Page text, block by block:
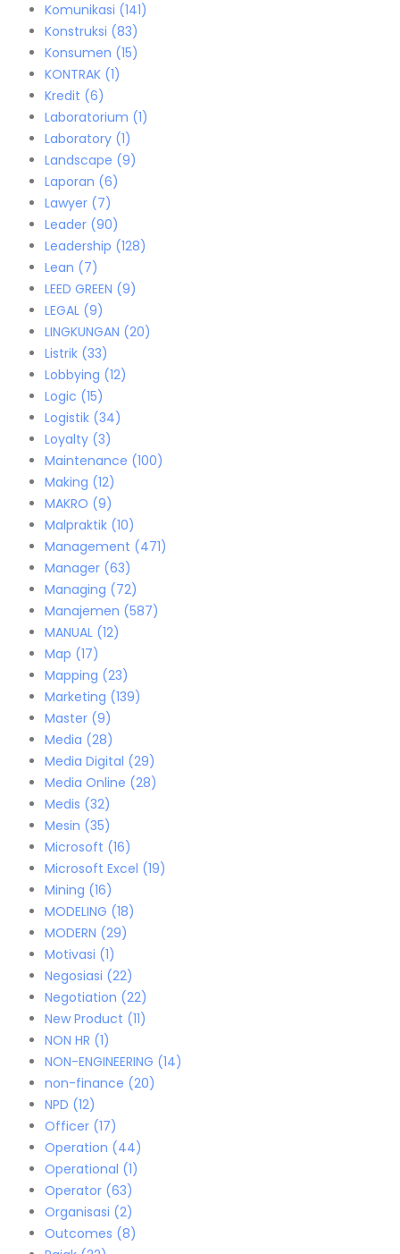
Komunikasi (141)
Konstruksi (83)
Konsumen (15)
KONTRAK (1)
Kredit (6)
Laboratorium (1)
Laboratory (1)
Landscape (9)
Laporan (6)
Lawyer (7)
Leader (90)
Leadership (128)
Lean (7)
LEED GREEN (9)
LEGAL (9)
LINGKUNGAN (20)
Listrik (33)
Lobbying (12)
Logic (15)
Logistik (34)
Loyalty (3)
Maintenance (100)
Making (12)
MAKRO (9)
Malpraktik (10)
Management (471)
Manager (63)
Managing (72)
Manajemen (587)
MANUAL (12)
Map (17)
Mapping (23)
Marketing (139)
Master (9)
Media (28)
Media Digital (29)
Media Online (28)
Medis (32)
Mesin (35)
Microsoft (16)
Microsoft Excel (19)
Mining (16)
MODELING (18)
MODERN (29)
Motivasi (1)
Negosiasi (22)
Negotiation (22)
New Product (11)
NON HR (1)
NON-ENGINEERING (14)
non-finance (20)
NPD (12)
Officer (17)
Operation (44)
Operational (1)
Operator (63)
Organisasi (2)
Outcomes (8)